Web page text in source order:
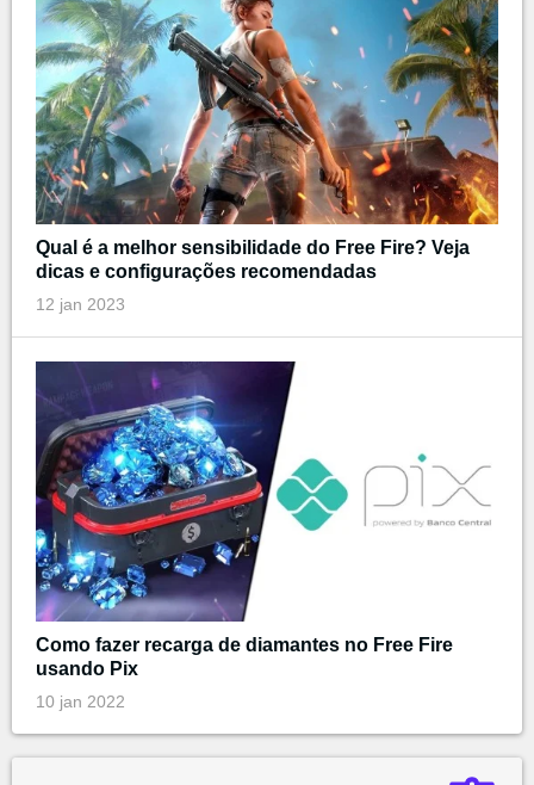
Qual é a melhor sensibilidade do Free Fire? Veja
dicas e configurações recomendadas
12 jan 2023
Como fazer recarga de diamantes no Free Fire
usando Pix
10 jan 2022